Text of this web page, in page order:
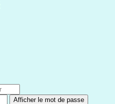
Afficher le mot de passe